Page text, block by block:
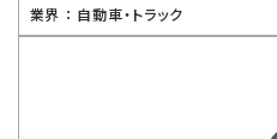
業界 ： 自動車・トラック